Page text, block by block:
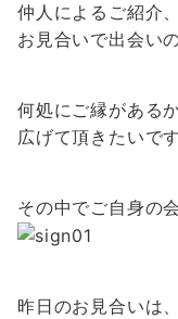
仲人によるご紹介
お見合いで出会い
何処にご縁がある
広げて頂きたいです
その中でご自身の
昨日のお見合いは